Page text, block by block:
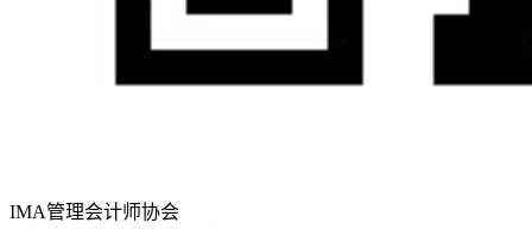
IMA管理会计师协会